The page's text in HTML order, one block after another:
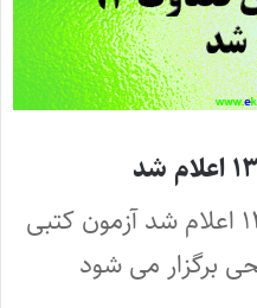
جزئیات آزمون قضاوت ۱۳۹۲ اعلام شد آزمون کتبی
برگزار می شود